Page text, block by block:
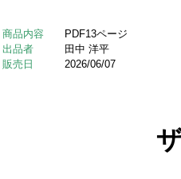
商品内容
PDF13ページ
出品者
田中 洋平
販売日
2026/06/07